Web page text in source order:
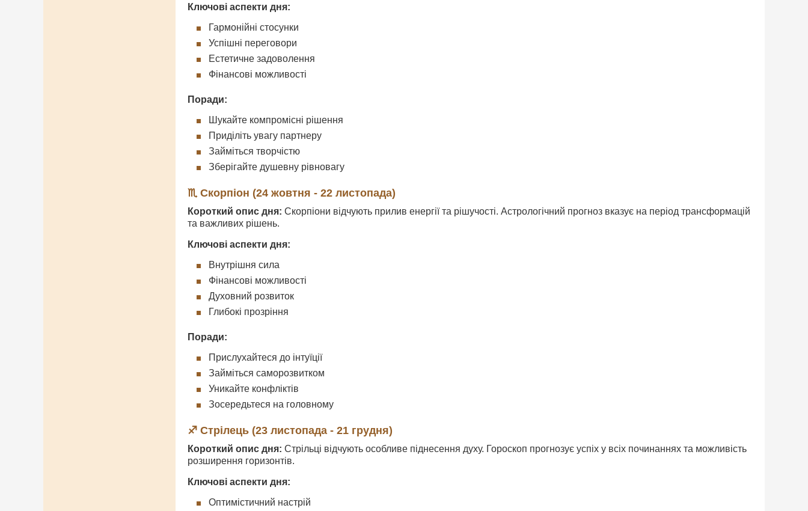
Ключові аспекти дня:
Гармонійні стосунки
Успішні переговори
Естетичне задоволення
Фінансові можливості
Поради:
Шукайте компромісні рішення
Приділіть увагу партнеру
Займіться творчістю
Зберігайте душевну рівновагу
♏ Скорпіон (24 жовтня - 22 листопада)
Короткий опис дня: Скорпіони відчують прилив енергії та рішучості. Астрологічний прогноз вказує на період трансформацій
та важливих рішень.
Ключові аспекти дня:
Внутрішня сила
Фінансові можливості
Духовний розвиток
Глибокі прозріння
Поради:
Прислухайтеся до інтуїції
Займіться саморозвитком
Уникайте конфліктів
Зосередьтеся на головному
♐ Стрілець (23 листопада - 21 грудня)
Короткий опис дня: Стрільці відчують особливе піднесення духу. Гороскоп прогнозує успіх у всіх починаннях та можливість
розширення горизонтів.
Ключові аспекти дня:
Оптимістичний настрій